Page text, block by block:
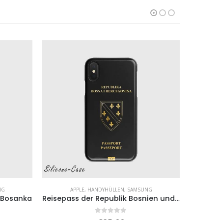
APPLE, HANDYHÜLLEN, SAMSUNG
Reisepass der Republik Bosnien und Herzegowina